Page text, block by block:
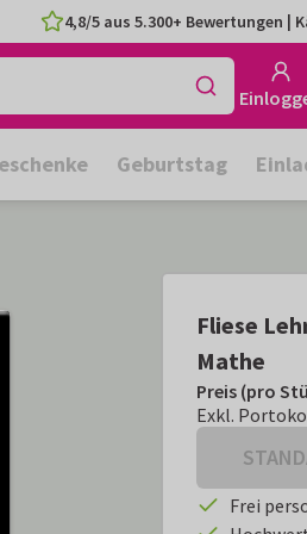
4,8/5 aus 5.300+ Bewertungen |
Geburtstag
Fliese
Mathe
Preis (pro
Preis (pro
Exkl.
Frei